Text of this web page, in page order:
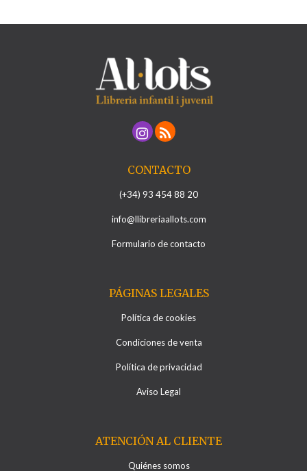
CONTACTO
(+34) 93 454 88 20
info@llibreriaallots.com
Formulario de contacto
PÁGINAS LEGALES
Política de cookies
Condiciones de venta
Política de privacidad
Aviso Legal
ATENCIÓN AL CLIENTE
Quiénes somos